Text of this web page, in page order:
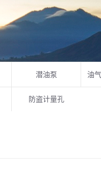
潜油泵 油
防盗计量孔